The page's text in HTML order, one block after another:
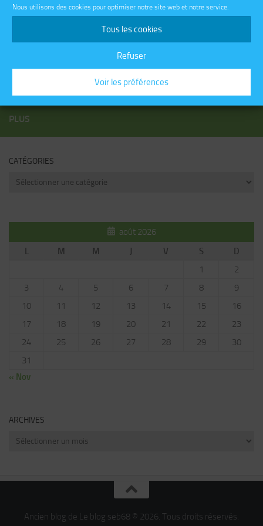
Nous utilisons des cookies pour optimiser notre site web et notre service.
Tous les cookies
Refuser
Voir les préférences
Changement de serveur pour le blog Seb68.fr
COMMENTAIRES RÉCENTS
PLUS
CATÉGORIES
Catégories
août 2026
L
M M J V S
D
1
2
3
4 5 6 7 8
9
10
11 12 13 14 15
16
17
18 19 20 21 22
23
24
25 26 27 28 29
30
31
« Nov
ARCHIVES
Archives
Ancien blog de Le blog seb68 © 2026. Tous droits réservés.